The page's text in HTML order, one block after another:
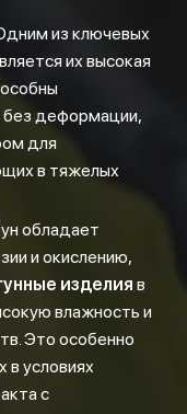
из ключевых
их высокая
без деформации,
для
в тяжелых
обладает
и окислению,
изделия в
влажность и
Это особенно
условиях
с